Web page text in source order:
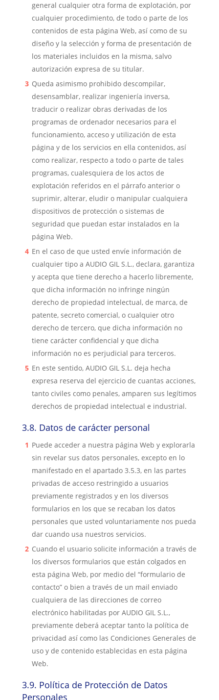
general cualquier otra forma de explotación, por
cualquier procedimiento, de todo o parte de los
contenidos de esta página Web, así como de su
diseño y la selección y forma de presentación de
los materiales incluidos en la misma, salvo
autorización expresa de su titular.
Queda asimismo prohibido descompilar,
desensamblar, realizar ingeniería inversa,
traducir o realizar obras derivadas de los
programas de ordenador necesarios para el
funcionamiento, acceso y utilización de esta
página y de los servicios en ella contenidos, así
como realizar, respecto a todo o parte de tales
programas, cualesquiera de los actos de
explotación referidos en el párrafo anterior o
suprimir, alterar, eludir o manipular cualquiera
dispositivos de protección o sistemas de
seguridad que puedan estar instalados en la
página Web.
En el caso de que usted envíe información de
cualquier tipo a AUDIO GIL S.L., declara, garantiza
y acepta que tiene derecho a hacerlo libremente,
que dicha información no infringe ningún
derecho de propiedad intelectual, de marca, de
patente, secreto comercial, o cualquier otro
derecho de tercero, que dicha información no
tiene carácter confidencial y que dicha
información no es perjudicial para terceros.
En este sentido, AUDIO GIL S.L. deja hecha
expresa reserva del ejercicio de cuantas acciones,
tanto civiles como penales, amparen sus legítimos
derechos de propiedad intelectual e industrial.
3.8. Datos de carácter personal
Puede acceder a nuestra página Web y explorarla
sin revelar sus datos personales, excepto en lo
manifestado en el apartado 3.5.3, en las partes
privadas de acceso restringido a usuarios
previamente registrados y en los diversos
formularios en los que se recaban los datos
personales que usted voluntariamente nos pueda
dar cuando usa nuestros servicios.
Cuando el usuario solicite información a través de
los diversos formularios que están colgados en
esta página Web, por medio del “formulario de
contacto” o bien a través de un mail enviado
cualquiera de las direcciones de correo
electrónico habilitadas por AUDIO GIL S.L.,
previamente deberá aceptar tanto la política de
privacidad así como las Condiciones Generales de
uso y de contenido establecidas en esta página
Web.
3.9. Política de Protección de Datos
Personales